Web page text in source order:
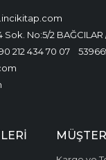
No:5/2 BAĞCILAR
212 434 70 07